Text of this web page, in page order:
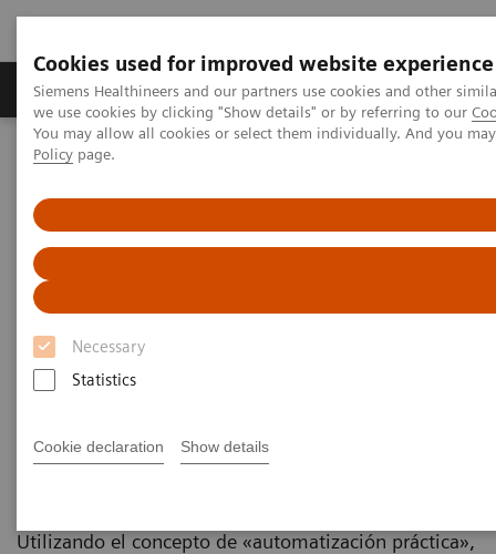
Cookies used for improved website experience
Siemens Healthineers and our partners use cookies and other
we use cookies by clicking "Show details" or by referring to our
You may allow all cookies or select them individually. And you
Policy page.
Necessary
Statistics
Cookie declaration Show details
Productos y servicios Especialidades Clínicas
Siemens Healthineers Latinoamérica
Hematología
Resultados exactos a la primera, sin necesidad
de utilizar cadenas de automatización caras y
complejas.
Los sistemas de hematología de Siemens ofrecen
Utilizando el concepto de «automatización práctica»,